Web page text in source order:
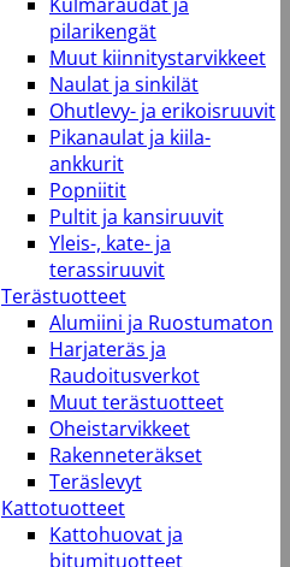
pilarikengät
Muut kiinnitystarvikkeet
Naulat ja sinkilät
Ohutlevy- ja erikoisruuvit
Pikanaulat ja kiila-
ankkurit
Popniitit
Pultit ja kansiruuvit
Yleis-, kate- ja
terassiruuvit
Terästuotteet
Alumiini ja Ruostumaton
Harjateräs ja
Raudoitusverkot
Muut terästuotteet
Oheistarvikkeet
Rakenneteräkset
Teräslevyt
Kattotuotteet
Kattohuovat ja
bitumituotteet